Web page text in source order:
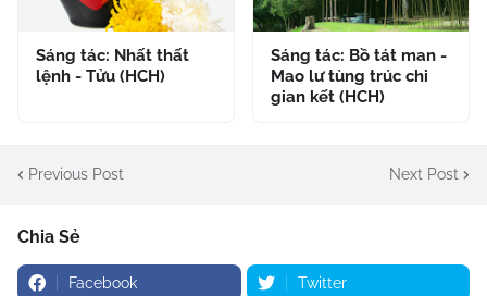
Sáng tác: Nhất thất
lệnh - Tửu (HCH)
Sáng tác: Bồ tát man -
Mao lư tùng trúc chi
gian kết (HCH)
Previous Post Next Post
Chia Sẻ
Facebook Twitter